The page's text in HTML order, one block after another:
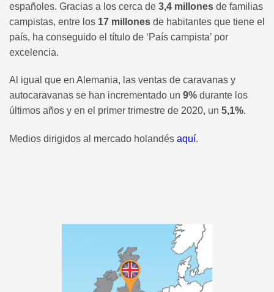
españoles. Gracias a los cerca de 3,4 millones de familias
campistas, entre los 17 millones de habitantes que tiene el
país, ha conseguido el título de ‘País campista’ por
excelencia.
Al igual que en Alemania, las ventas de caravanas y
autocaravanas se han incrementado un 9% durante los
últimos años y en el primer trimestre de 2020, un 5,1%.
Medios dirigidos al mercado holandés aquí.